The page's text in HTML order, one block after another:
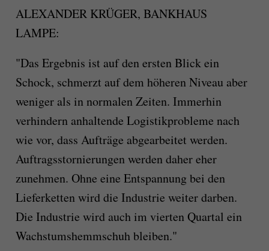
ALEXANDER KRÜGER, BANKHAUS
LAMPE:
"Das Ergebnis ist auf den ersten Blick ein
Schock, schmerzt auf dem höheren Niveau aber
weniger als in normalen Zeiten. Immerhin
verhindern anhaltende Logistikprobleme nach
wie vor, dass Aufträge abgearbeitet werden.
Auftragsstornierungen werden daher eher
zunehmen. Ohne eine Entspannung bei den
Lieferketten wird die Industrie weiter darben.
Die Industrie wird auch im vierten Quartal ein
Wachstumshemmschuh bleiben."